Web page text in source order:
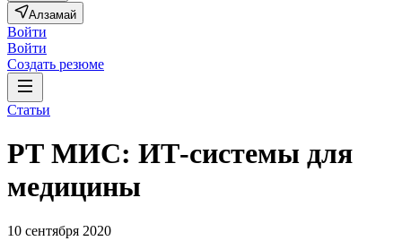
Алзамай
Войти
Войти
Создать резюме
Статьи
РТ МИС: ИТ-системы для
медицины
10 сентября 2020